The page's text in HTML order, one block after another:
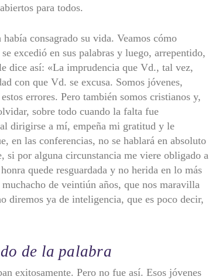
para todos.
consagrado su vida. Veamos cómo
excedió en sus palabras y luego, arrepentido,
dice así: «La imprudencia que Vd., tal vez,
con que Vd. se excusa. Somos jóvenes,
errores. Pero también somos cristianos y,
sobre todo cuando la falta fue
dirigirse a mí, empeña mi gratitud y le
en las conferencias, no se hablará en absoluto
si por alguna circunstancia me viere obligado a
quede resguardada y no herida en lo más
de veintiún años, que nos maravilla
diremos ya de inteligencia, que es poco decir,
de la palabra
exitosamente. Pero no fue así. Esos jóvenes